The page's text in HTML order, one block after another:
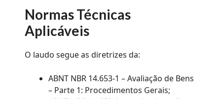
Normas Técnicas
Aplicáveis
O laudo segue as diretrizes da:
ABNT NBR 14.653-1 – Avaliação de Bens
– Parte 1: Procedimentos Gerais;